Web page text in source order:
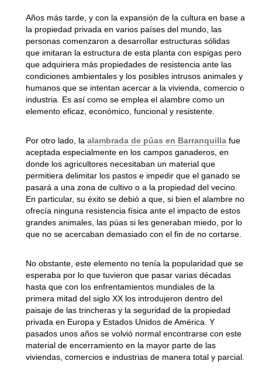
Años más tarde, y con la expansión de la cultura en base a
la propiedad privada en varios países del mundo, las
personas comenzaron a desarrollar estructuras sólidas
que imitaran la estructura de esta planta con espigas pero
que adquiriera más propiedades de resistencia ante las
condiciones ambientales y los posibles intrusos animales y
humanos que se intentan acercar a la vivienda, comercio o
industria. Es así como se emplea el alambre como un
elemento eficaz, económico, funcional y resistente.
Por otro lado, la alambrada de púas en Barranquillafue
aceptada especialmente en los campos ganaderos, en
donde los agricultores necesitaban un material que
permitiera delimitar los pastos e impedir que el ganado se
pasará a una zona de cultivo o a la propiedad del vecino.
En particular, su éxito se debió a que, si bien el alambre no
ofrecía ninguna resistencia física ante el impacto de estos
grandes animales, las púas si les generaban miedo, por lo
que no se acercaban demasiado con el fin de no cortarse.
No obstante, este elemento no tenía la popularidad que se
esperaba por lo que tuvieron que pasar varias décadas
hasta que con los enfrentamientos mundiales de la
primera mitad del siglo XX los introdujeron dentro del
paisaje de las trincheras y la seguridad de la propiedad
privada en Europa y Estados Unidos de América. Y
pasados unos años se volvió normal encontrarse con este
material de encerramiento en la mayor parte de las
viviendas, comercios e industrias de manera total y parcial.